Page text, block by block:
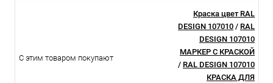
С этим товаром покупают
Краска цвет RAL
DESIGN 107010 / RAL
DESIGN 107010
МАРКЕР С КРАСКОЙ
/ RAL DESIGN 107010
КРАСКА ДЛЯ